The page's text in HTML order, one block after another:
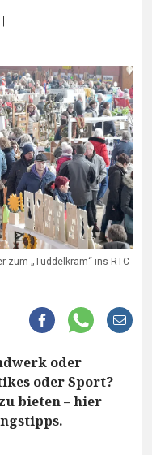
|
„Tüddelkram“ ins RTC
oder
oder Sport?
bieten – hier